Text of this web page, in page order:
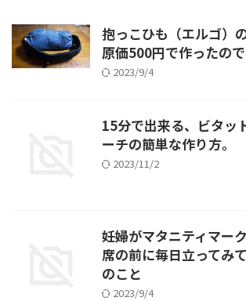
抱っこひも（エルゴ）
原価500円で作ったの
2023/9/4
15分で出来る、ビタッ
ーチの簡単な作り方。
2023/11/2
妊婦がマタニティマー
席の前に毎日立ってみ
のこと
2023/9/4